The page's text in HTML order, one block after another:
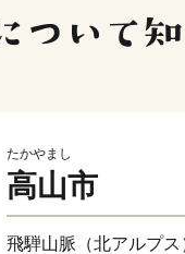
たかやまし
高山市
飛騨山脈（北アルプ